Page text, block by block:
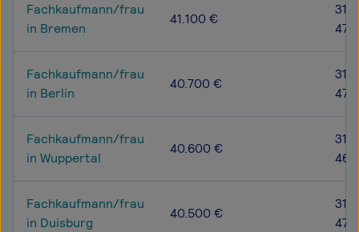
Fachkaufmann/frau
in Bremen
41.100 €
Fachkaufmann/frau
in Berlin
40.700 €
Fachkaufmann/frau
in Wuppertal
40.600 €
Fachkaufmann/frau
in Duisburg
40.500 €